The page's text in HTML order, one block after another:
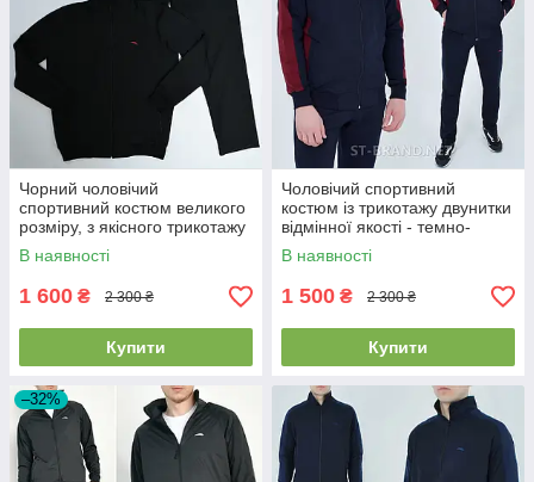
Чорний чоловічий
спортивний костюм великого
розміру, з якісного трикотажу
двунитки
В наявності
1 600 ₴ 2 300 ₴
Купити
Чоловічий спортивний
костюм із трикотажу двунитки
відмінної якості - темно-
синій.
В наявності
1 500 ₴ 2 300 ₴
Купити
–32%